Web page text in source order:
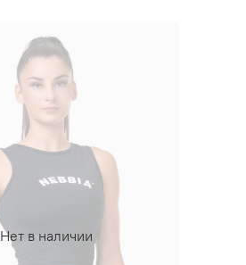
Нет в наличии